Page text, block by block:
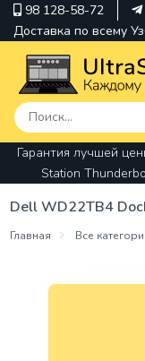
98 128-58-72
Доставка по всему
pavilion
kindle
envy
Гарантия лучшей
Station
Dell WD22TB4
Главная Все